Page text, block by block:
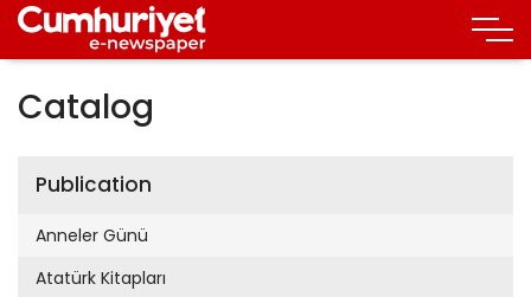
Catalog
Publication
Anneler Günü
Atatürk Kitapları